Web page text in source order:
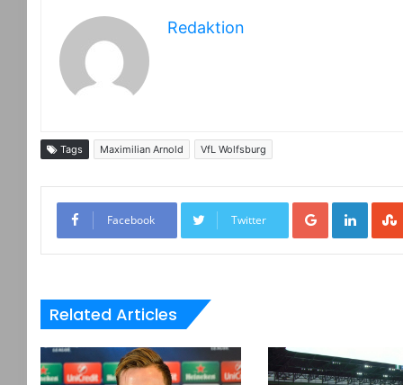
Redaktion
Tags Maximilian Arnold VfL Wolfsburg
Facebook Twitter
Google+ LinkedIn
Related Articles